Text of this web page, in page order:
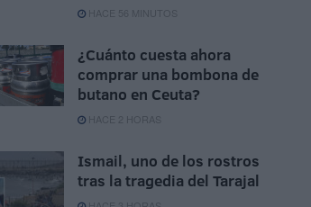
HACE 56 MINUTOS
¿Cuánto cuesta ahora
comprar una bombona de
butano en Ceuta?
HACE 2 HORAS
Ismail, uno de los rostros
tras la tragedia del Tarajal